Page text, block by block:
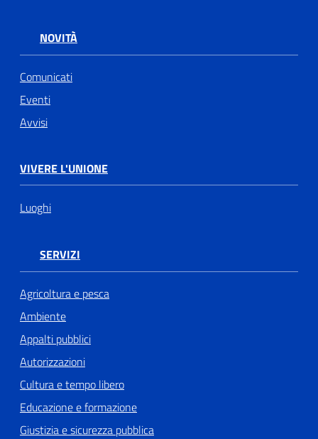
NOVITÀ
Comunicati
Eventi
Avvisi
VIVERE L'UNIONE
Luoghi
SERVIZI
Agricoltura e pesca
Ambiente
Appalti pubblici
Autorizzazioni
Cultura e tempo libero
Educazione e formazione
Giustizia e sicurezza pubblica